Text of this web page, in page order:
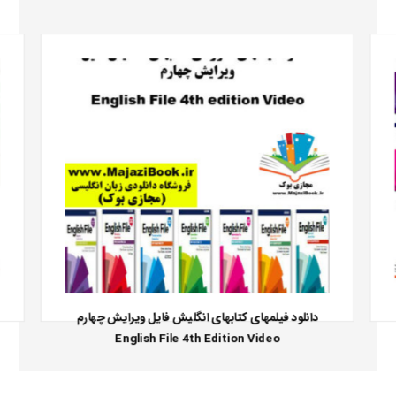
دانلود فیلمهای کتابهای انگلیش فایل ویرایش چهارم
English File 4th Edition Video